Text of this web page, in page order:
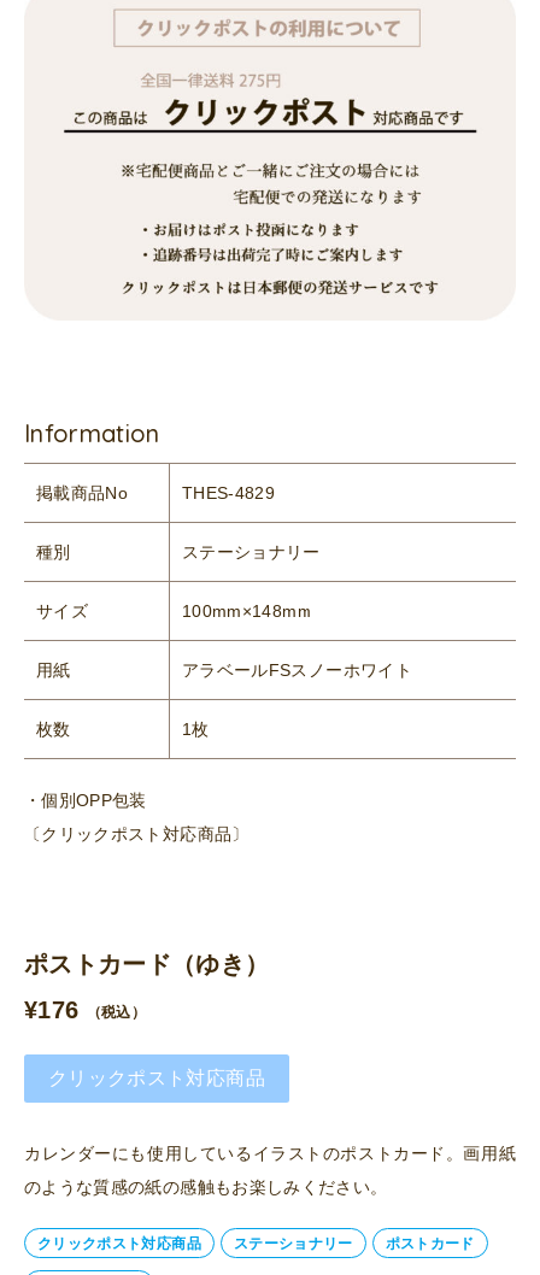
Information
掲載商品No THES-4829
種別 ステーショナリー
サイズ 100mm×148mm
用紙 アラベールFSスノーホワイト
枚数 1枚
・個別OPP包装
〔クリックポスト対応商品〕
ポストカード（ゆき）
¥176 （税込）
クリックポスト対応商品
カレンダーにも使用しているイラストのポストカード。画用紙
のような質感の紙の感触もお楽しみください。
クリックポスト対応商品 ステーショナリー ポストカード